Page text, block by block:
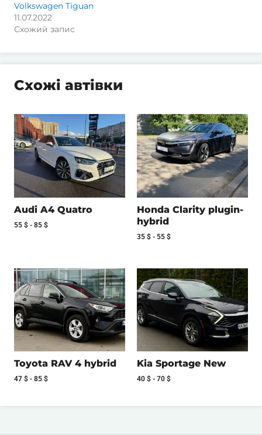
Volkswagen Tiguan
11.07.2022
Схожий запис
Схожі автівки
Audi A4 Quatro
55 $ - 85 $
Honda Clarity plugin-
hybrid
35 $ - 55 $
Toyota RAV 4 hybrid
47 $ - 85 $
Kia Sportage New
40 $ - 70 $